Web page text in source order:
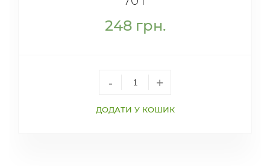
248грн.
- +
ДОДАТИ У КОШИК